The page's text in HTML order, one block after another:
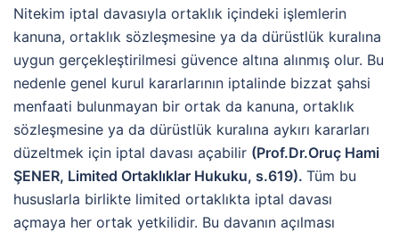
Nitekim iptal davasıyla ortaklık içindeki işlemlerin
kanuna, ortaklık sözleşmesine ya da dürüstlük kuralına
uygun gerçekleştirilmesi güvence altına alınmış olur. Bu
nedenle genel kurul kararlarının iptalinde bizzat şahsi
menfaati bulunmayan bir ortak da kanuna, ortaklık
sözleşmesine ya da dürüstlük kuralına aykırı kararları
düzeltmek için iptal davası açabilir (Prof.Dr.Oruç Hami
ŞENER, Limited Ortaklıklar Hukuku, s.619). Tüm bu
hususlarla birlikte limited ortaklıkta iptal davası
açmaya her ortak yetkilidir. Bu davanın açılması